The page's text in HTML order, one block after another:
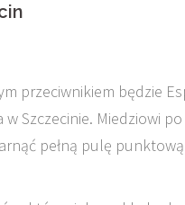
przeciwnikiem będzie
Szczecinie. Miedziowi
pełną pulę